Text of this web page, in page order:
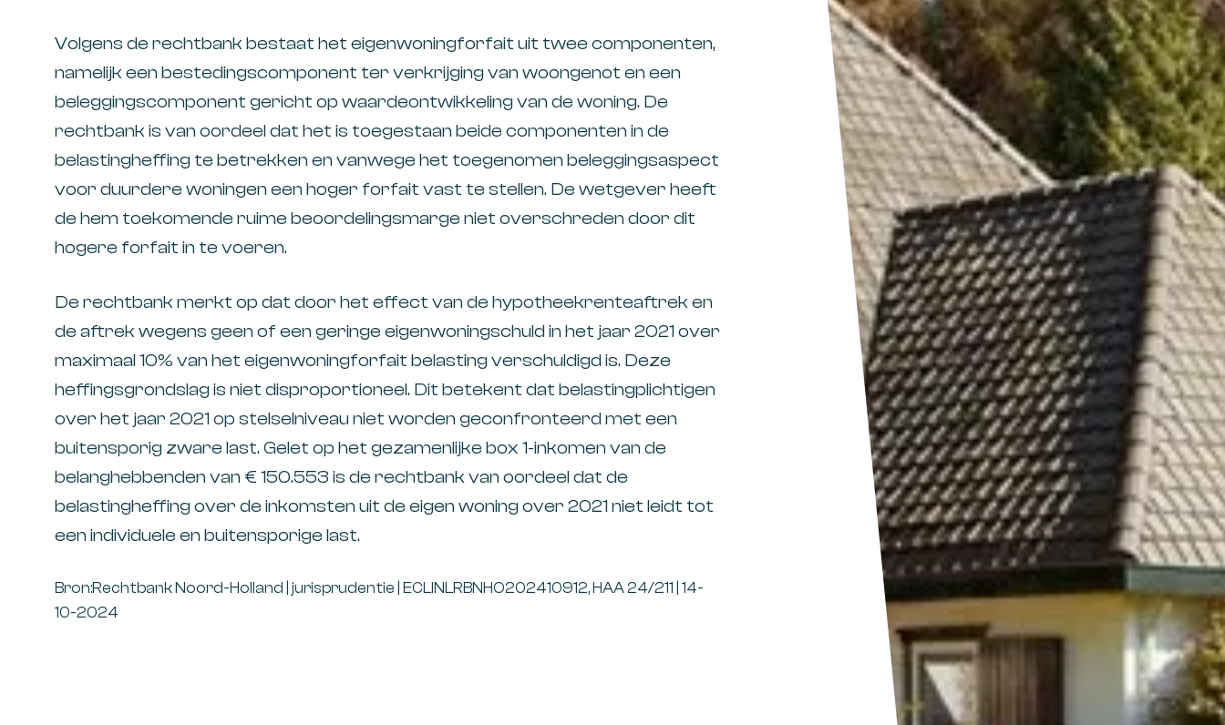
Volgens de rechtbank bestaat het eigenwoningforfait uit twee componenten,
namelijk een bestedingscomponent ter verkrijging van woongenot en een
beleggingscomponent gericht op waardeontwikkeling van de woning. De
rechtbank is van oordeel dat het is toegestaan beide componenten in de
belastingheffing te betrekken en vanwege het toegenomen beleggingsaspect
voor duurdere woningen een hoger forfait vast te stellen. De wetgever heeft
de hem toekomende ruime beoordelingsmarge niet overschreden door dit
hogere forfait in te voeren.
De rechtbank merkt op dat door het effect van de hypotheekrenteaftrek en
de aftrek wegens geen of een geringe eigenwoningschuld in het jaar 2021 over
maximaal 10% van het eigenwoningforfait belasting verschuldigd is. Deze
heffingsgrondslag is niet disproportioneel. Dit betekent dat belastingplichtigen
over het jaar 2021 op stelselniveau niet worden geconfronteerd met een
buitensporig zware last. Gelet op het gezamenlijke box 1-inkomen van de
belanghebbenden van € 150.553 is de rechtbank van oordeel dat de
belastingheffing over de inkomsten uit de eigen woning over 2021 niet leidt tot
een individuele en buitensporige last.
Bron:Rechtbank Noord-Holland | jurisprudentie | ECLINLRBNHO202410912, HAA 24/211 | 14-
10-2024